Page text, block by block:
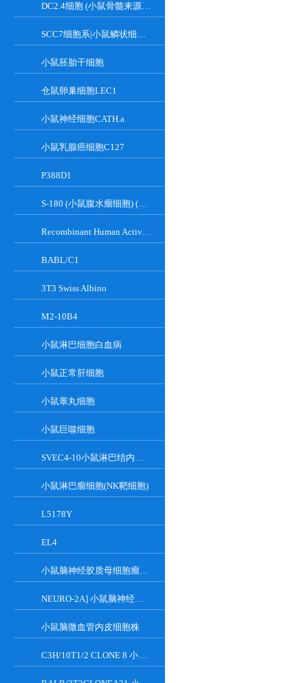
DC2.4细胞 (小鼠骨髓来源树突状细胞)
SCC7细胞系|小鼠鳞状细胞癌细胞
小鼠胚胎干细胞
仓鼠卵巢细胞LEC1
小鼠神经细胞CATH.a
小鼠乳腺癌细胞C127
P388D1
S-180 (小鼠腹水瘤细胞) (种属鉴定正确)
Recombinant Human Active Focal Adhesion Kinase
BABL/C1
3T3 Swiss Albino
M2-10B4
小鼠淋巴细胞白血病
小鼠正常肝细胞
小鼠睾丸细胞
小鼠巨噬细胞
SVEC4-10小鼠淋巴结内皮细胞
小鼠淋巴瘤细胞(NK靶细胞)
L5178Y
EL4
小鼠脑神经胶质母细胞瘤瘤株
NEURO-2A] 小鼠脑神经瘤细胞
小鼠脑微血管内皮细胞株
C3H/10T1/2 CLONE 8 小鼠胚胎成纤维细胞系